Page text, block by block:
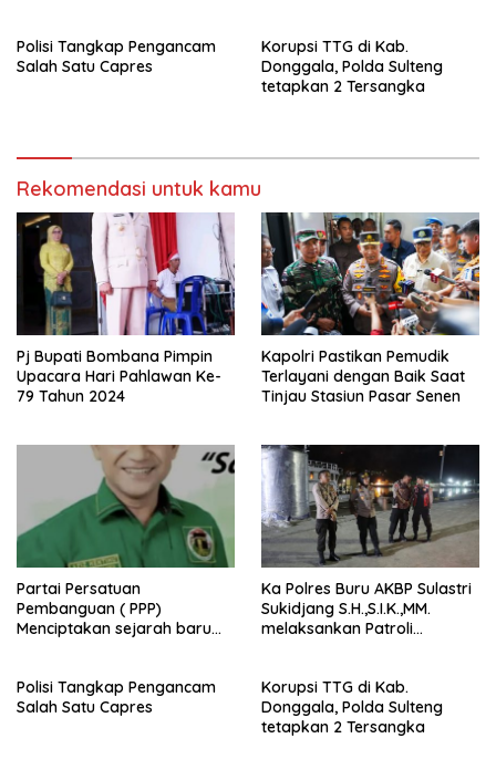
Buru (Namlea).
Polisi Tangkap Pengancam
Salah Satu Capres
Korupsi TTG di Kab.
Donggala, Polda Sulteng
tetapkan 2 Tersangka
Rekomendasi untuk kamu
Pj Bupati Bombana Pimpin
Upacara Hari Pahlawan Ke-
79 Tahun 2024
Kapolri Pastikan Pemudik
Terlayani dengan Baik Saat
Tinjau Stasiun Pasar Senen
Partai Persatuan
Pembanguan ( PPP)
Menciptakan sejarah baru
Buru (Namlea).
Ka Polres Buru AKBP Sulastri
Sukidjang S.H.,S.I.K.,MM.
melaksankan Patroli
Polisi Tangkap Pengancam
Salah Satu Capres
Korupsi TTG di Kab.
Donggala, Polda Sulteng
tetapkan 2 Tersangka